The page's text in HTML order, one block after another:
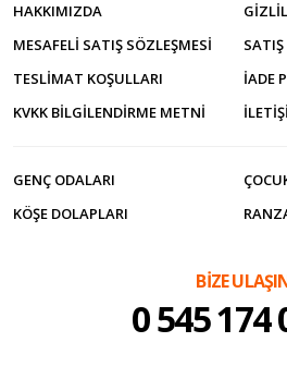
HAKKIMIZDA
MESAFELI SATIŞ SÖZLEŞMESI
SATIŞ
TESLIMAT KOŞULLARI
İADE
KVKK BILGILENDIRME METNI
GENÇ ODALARI
KÖŞE DOLAPLARI
BİZE
0 545 174